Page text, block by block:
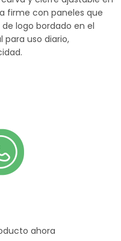
firme con paneles que
logo bordado en el
para uso diario,
ahora